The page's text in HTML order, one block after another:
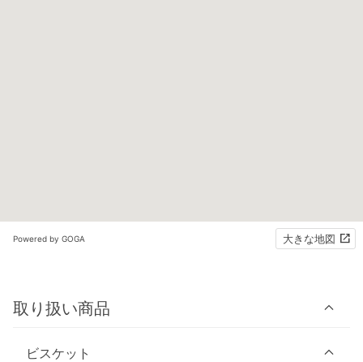
Powered by GOGA 大きな地図
取り扱い商品
ビスケット